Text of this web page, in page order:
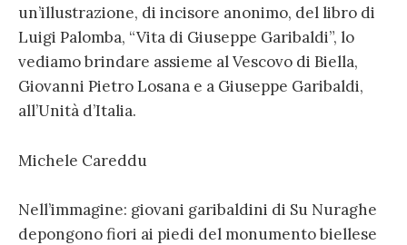
un’illustrazione, di incisore anonimo, del libro di
Luigi Palomba, “Vita di Giuseppe Garibaldi”, lo
vediamo brindare assieme al Vescovo di Biella,
Giovanni Pietro Losana e a Giuseppe Garibaldi,
all’Unità d’Italia.
Michele Careddu
Nell’immagine: giovani garibaldini di Su Nuraghe
depongono fiori ai piedi del monumento biellese